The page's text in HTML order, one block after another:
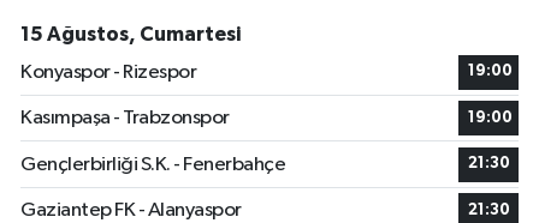
15 Ağustos, Cumartesi
Konyaspor - Rizespor
19:00
Kasımpaşa - Trabzonspor 19:00
Gençlerbirliği S.K. - Fenerbahçe 21:30
Gaziantep FK - Alanyaspor 21:30